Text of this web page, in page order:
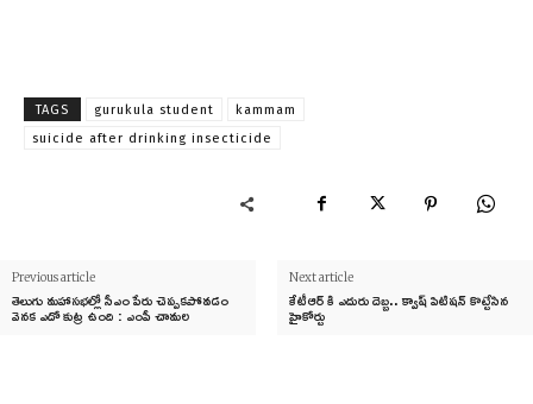
TAGS gurukula student
kammam
suicide after drinking insecticide
Previous article
తెలుగు మహాసభల్లో సీఎం పేరు చెప్పకపోవడం
వెనక ఎదో కుట్ర ఉంది : ఎంపీ చామల
Next article
కేటీఆర్ కి ఎదురు దెబ్బ.. క్వాష్ పిటిషన్ కొట్టేసిన
హైకోర్టు